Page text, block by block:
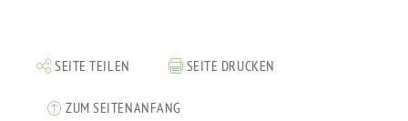
SEITE TEILEN SEITE DRUCKEN
ZUM SEITENANFANG